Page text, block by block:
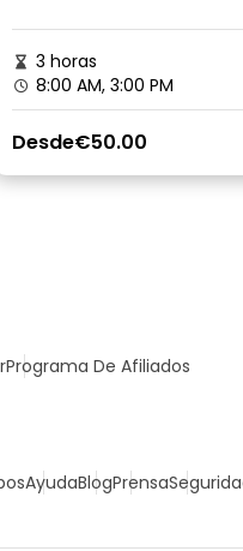
3 horas
8:00 AM, 3:00 PM
Desde€50.00
Programa De Afiliados
AyudaBlogPrensa